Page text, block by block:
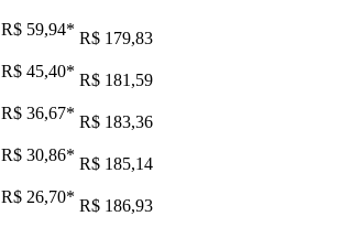
R$ 59,94* R$ 179,83
R$ 45,40* R$ 181,59
R$ 36,67* R$ 183,36
R$ 30,86* R$ 185,14
R$ 26,70* R$ 186,93